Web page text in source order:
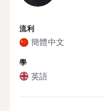
流利
簡體中文
學
英語